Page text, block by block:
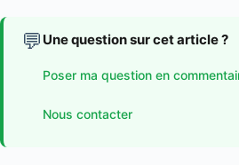
💬 Une question sur cet article ?
Poser ma question en
Nous contacter